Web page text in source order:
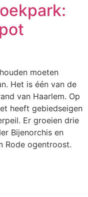
moeten
Het is één van de
van Haarlem. Op
heeft gebiedseigen
Er groeien drie
Bijenorchis en
Rode ogentroost.